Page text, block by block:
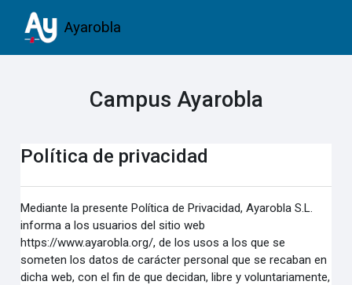
Ayarobla
Campus Ayarobla
Política de privacidad
Mediante la presente Política de Privacidad, Ayarobla S.L.
informa a los usuarios del sitio web
https://www.ayarobla.org/, de los usos a los que se
someten los datos de carácter personal que se recaban en
dicha web, con el fin de que decidan, libre y voluntariamente,